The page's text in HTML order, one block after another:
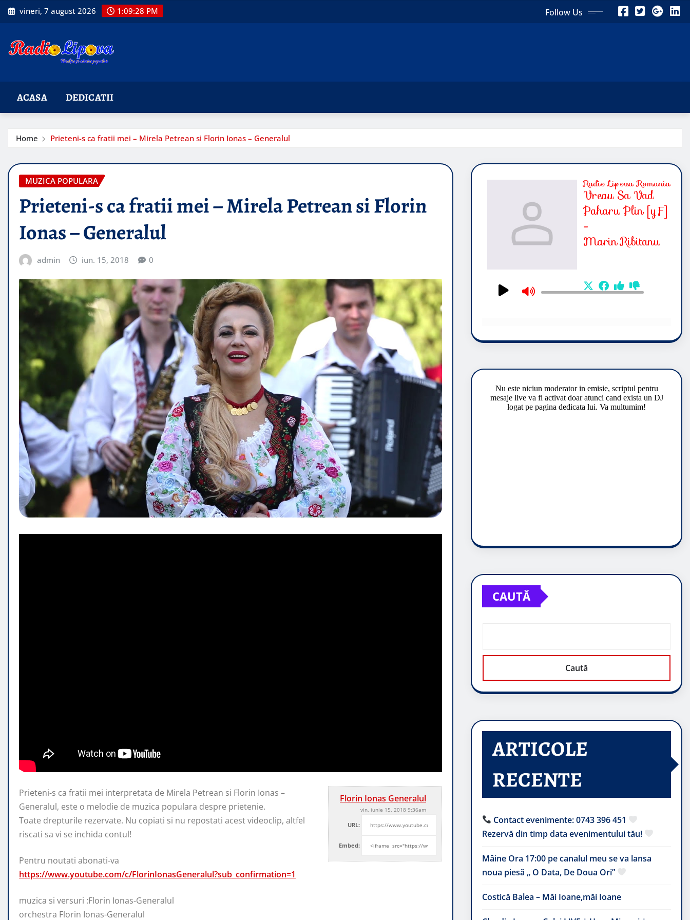
Skip
to
vineri, 7 august 2026 1:09:30 PM Follow Us
ACASA DEDICATII
Home Prieteni-s ca fratii mei – Mirela Petrean si Florin Ionas – Generalul
MUZICA POPULARA
Prieteni-s ca fratii mei – Mirela Petrean si Florin
Ionas – Generalul
admin iun. 15, 2018 0
Florin Ionas Generalul
vin, iunie 15, 2018 9:36am
URL:
Embed:
Prieteni-s ca fratii mei interpretata de Mirela Petrean si Florin Ionas –
Generalul, este o melodie de muzica populara despre prietenie.
Toate drepturile rezervate. Nu copiati si nu repostati acest videoclip, altfel
riscati sa vi se inchida contul!
Pentru noutati abonati-va
https://www.youtube.com/c/FlorinIonasGeneralul?sub_confirmation=1
muzica si versuri :Florin Ionas-Generalul
orchestra Florin Ionas-Generalul
CAUTĂ
Caută
ARTICOLE
RECENTE
Contact evenimente: 0743 396 451
Rezervă din timp data evenimentului tău!
Mâine Ora 17:00 pe canalul meu se va lansa
noua piesă „ O Data, De Doua Ori”
Costică Balea – Măi Ioane,măi Ioane